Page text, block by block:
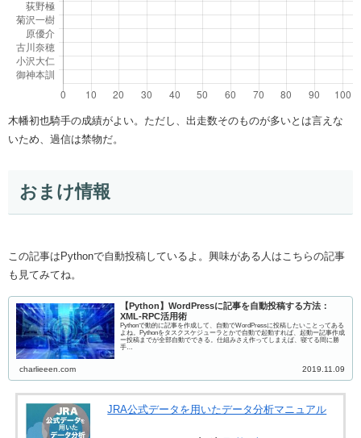
木幡初也騎手の成績がよい。ただし、出走数そのものが多いとは言えな
いため、過信は禁物だ。
おまけ情報
この記事はPythonで自動投稿しているよ。興味がある人はこちらの記事
も見てみてね。
【Python】WordPressに記事を自動投稿する方法：
XML-RPC活用術
Pythonで動的に記事を作成して、自動でWordPressに投稿したいことってある
よね。Pythonをタスクスケジューラとかで自動で起動すれば、起動ー記事作成
ー投稿までが全部自動でできる。仕組みさえ作ってしまえば、寝てる間に勝
手…
charlieeen.com 2019.11.09
JRA公式データを用いたデータ分析マニュアル